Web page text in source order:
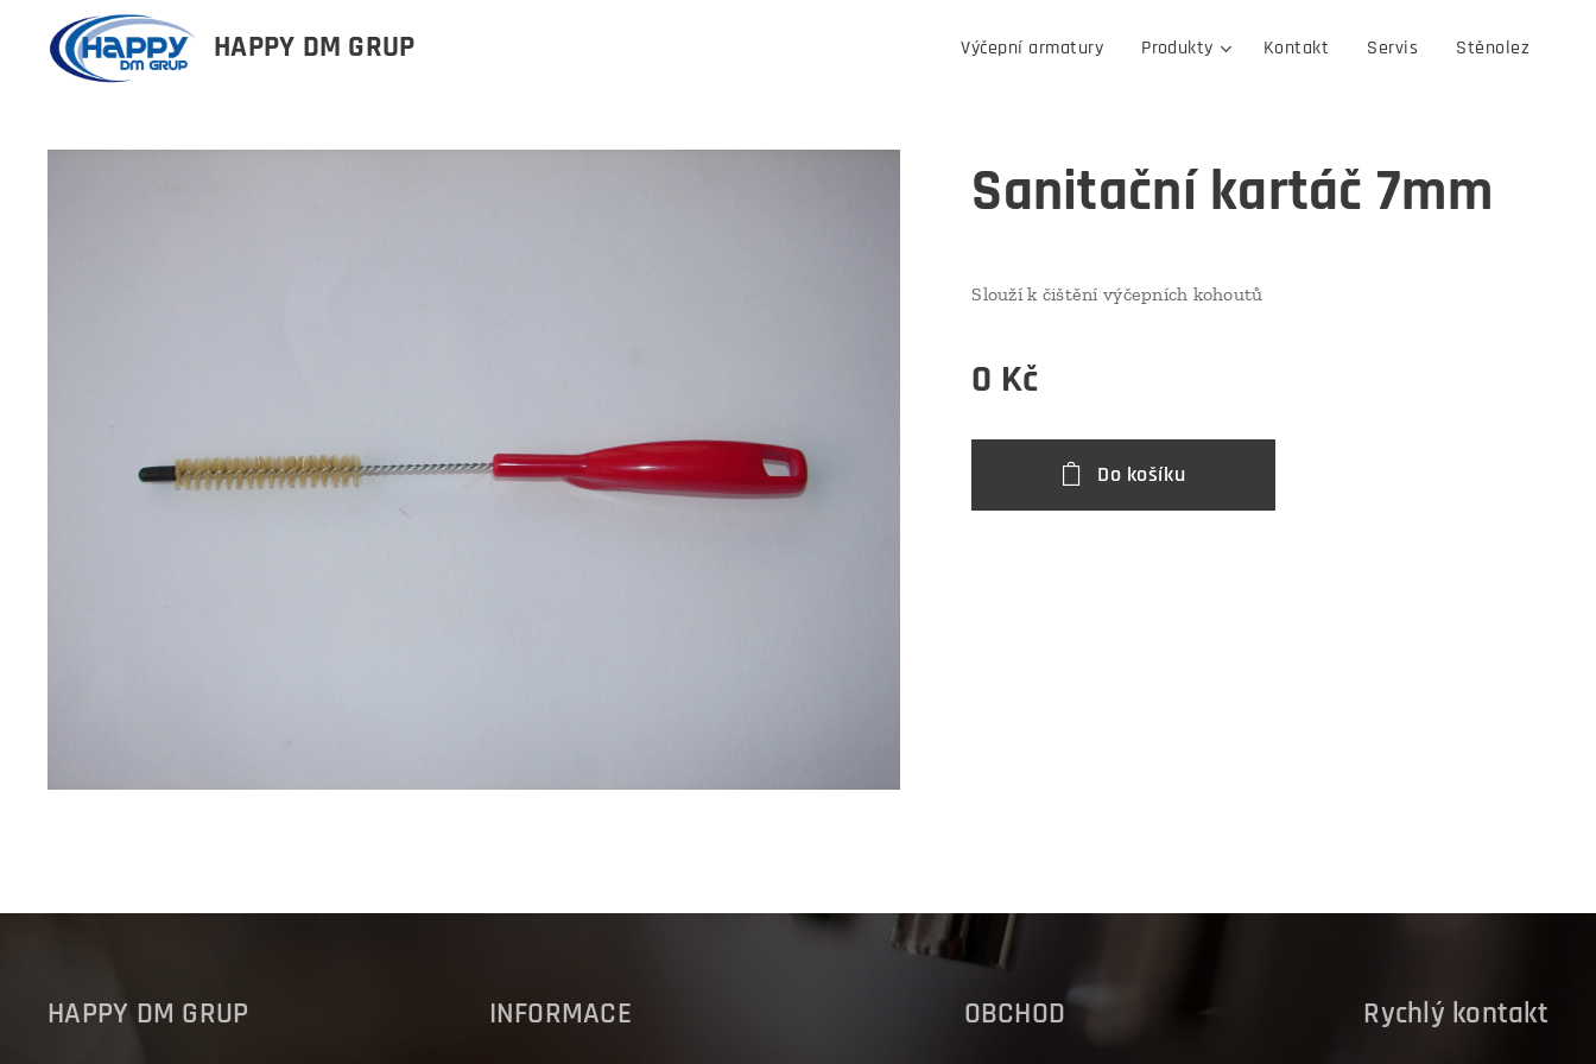
HAPPY DM GRUP Výčepní armatury Produkty Kontakt Servis Stěnolez
Sanitační kartáč 7mm
Slouží k čištění výčepních kohoutů
0 Kč
Do košíku
HAPPY DM GRUP INFORMACE OBCHOD Rychlý kontakt